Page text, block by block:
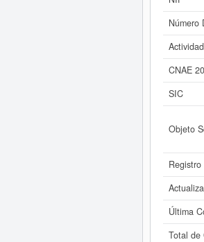
Si está
Número
CNAE
SIC
Objeto
Registro
Última
Total de